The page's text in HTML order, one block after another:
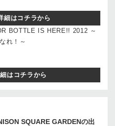
細はコチラから
BOTTLE IS HERE!! 2012 ～
れ！～
はコチラから
SQUARE GARDENの出